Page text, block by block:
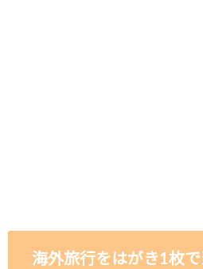
海外旅行をはがき1枚